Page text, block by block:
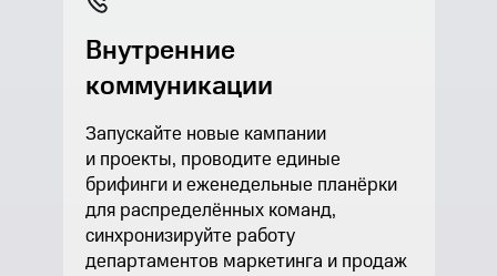
Внутренние
коммуникации
Запускайте новые кампании
и проекты, проводите единые
брифинги и еженедельные планёрки
для распределённых команд,
синхронизируйте работу
департаментов маркетинга и продаж